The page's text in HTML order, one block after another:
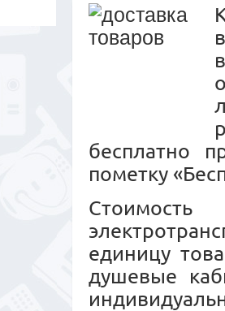
бесплатно
пометку
единицу
душевые